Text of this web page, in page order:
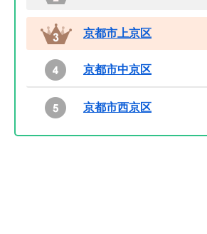
京都市上京区
京都市中京区
京都市西京区